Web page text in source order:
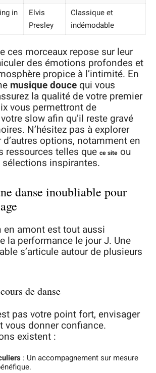
in
Elvis
Presley
Classique et
indémodable
ces morceaux repose sur leur
des émotions profondes et
propice à l’intimité. En
musique douce qui vous
la qualité de votre premier
vous permettront de
slow afin qu’il reste gravé
N’hésitez pas à explorer
options, notamment en
ressources telles que ce site ou
sélections inspirantes.
danse inoubliable pour
en amont est tout aussi
la performance le jour J. Une
s’articule autour de plusieurs
de danse
pas votre point fort, envisager
vous donner confiance.
existent :
: Un accompagnement sur mesure